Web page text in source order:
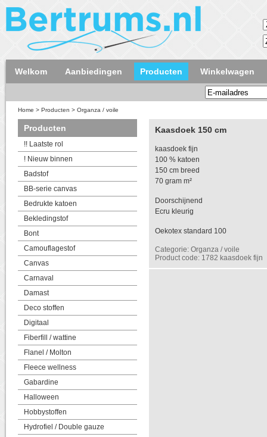
Welkom Aanbiedingen Producten Winkelwagen
Home > Producten > Organza / voile
Producten
!! Laatste rol
! Nieuw binnen
Badstof
BB-serie canvas
Bedrukte katoen
Bekledingstof
Bont
Camouflagestof
Canvas
Carnaval
Damast
Deco stoffen
Digitaal
Fiberfill / wattine
Flanel / Molton
Fleece wellness
Gabardine
Halloween
Hobbystoffen
Hydrofiel / Double gauze
Kaasdoek 150 cm
kaasdoek fijn
100 % katoen
150 cm breed
70 gram m²
Doorschijnend
Ecru kleurig
Oekotex standard 100
Categorie: Organza / voile
Product code: 1782 kaasdoek fijn